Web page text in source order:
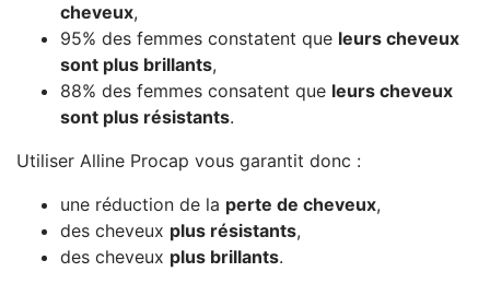
cheveux,
95% des femmes constatent que leurs cheveux
sont plus brillants,
88% des femmes consatent que leurs cheveux
sont plus résistants.
Utiliser Alline Procap vous garantit donc :
une réduction de la perte de cheveux,
des cheveux plus résistants,
des cheveux plus brillants.